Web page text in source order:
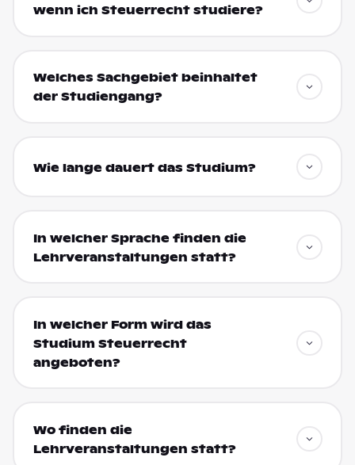
wenn ich Steuerrecht studiere?
Welches Sachgebiet beinhaltet
der Studiengang?
Wie lange dauert das Studium?
In welcher Sprache finden die
Lehrveranstaltungen statt?
In welcher Form wird das
Studium Steuerrecht
angeboten?
Wo finden die
Lehrveranstaltungen statt?